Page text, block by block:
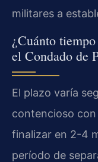
militares a
¿Cuánto
el Condado de
El plazo varía
contencioso
finalizar en 2-4
período de